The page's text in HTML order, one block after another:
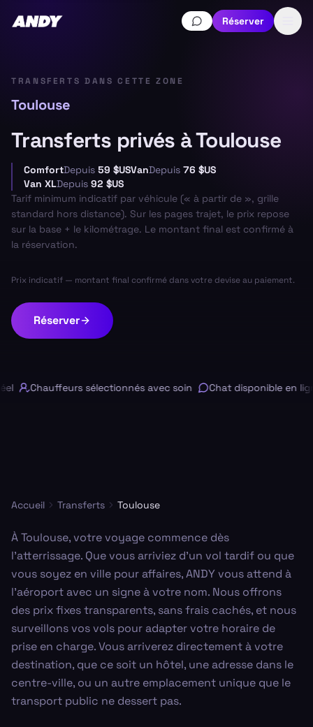
Réserver
TRANSFERTS DANS CETTE ZONE
Toulouse
Transferts privés à Toulouse
ComfortDepuis 59 $USVanDepuis 76 $US
Van XLDepuis 92 $US
Tarif minimum indicatif par véhicule (« à partir de », grille
standard hors distance). Sur les pages trajet, le prix repose
sur la base + le kilométrage. Le montant final est confirmé à
la réservation.
Prix indicatif — montant final confirmé dans votre devise au paiement.
Réserver
Chauffeurs sélectionnés avec soin Chat disponible en
Accueil Transferts Toulouse
À Toulouse, votre voyage commence dès
l’atterrissage. Que vous arriviez d'un vol tardif ou que
vous soyez en ville pour affaires, ANDY vous attend à
l'aéroport avec un signe à votre nom. Nous offrons
des prix fixes transparents, sans frais cachés, et nous
surveillons vos vols pour adapter votre horaire de
prise en charge. Vous arriverez directement à votre
destination, que ce soit un hôtel, une adresse dans le
centre-ville, ou un autre emplacement unique que le
transport public ne dessert pas.